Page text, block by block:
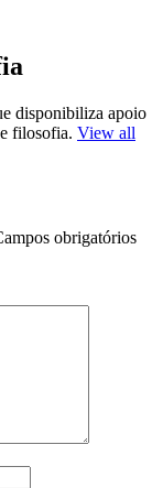
disponibiliza apoio
filosofia. View all
obrigatórios